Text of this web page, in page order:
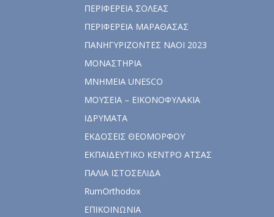
ΠΕΡΙΦΕΡΕΙΑ ΣΟΛΕΑΣ
ΠΕΡΙΦΕΡΕΙΑ ΜΑΡΑΘΑΣΑΣ
ΠΑΝΗΓΥΡΙΖΟΝΤΕΣ ΝΑΟΙ 2023
ΜΟΝΑΣΤΗΡΙΑ
ΜΝΗΜΕΙΑ UNESCO
ΜΟΥΣΕΙΑ – ΕΙΚΟΝΟΦΥΛΑΚΙΑ
ΙΔΡΥΜΑΤΑ
ΕΚΔΟΣΕΙΣ ΘΕΟΜΟΡΦΟΥ
ΕΚΠΑΙΔΕΥΤΙΚΟ ΚΕΝΤΡΟ ΑΤΣΑΣ
ΠΑΛΙΑ ΙΣΤΟΣΕΛΙΔΑ
RumOrthodox
ΕΠΙΚΟΙΝΩΝΙΑ